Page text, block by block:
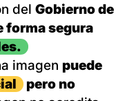
del Gobierno de
forma segura
imagen puede
pero no